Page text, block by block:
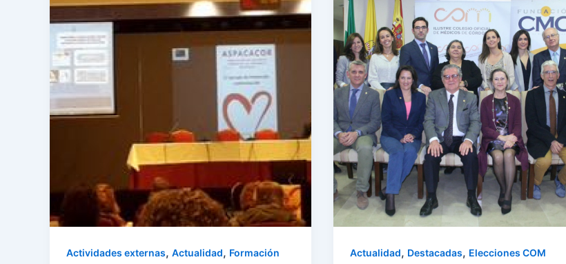
Actividades externas, Actualidad, Formación Actualidad, Destacadas, Elecciones COM